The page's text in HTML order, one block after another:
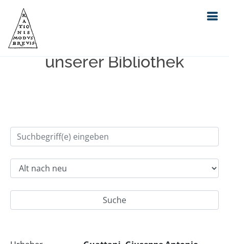
Einfache Suche im Bestand
unserer Bibliothek